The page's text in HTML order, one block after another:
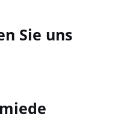
Sie uns